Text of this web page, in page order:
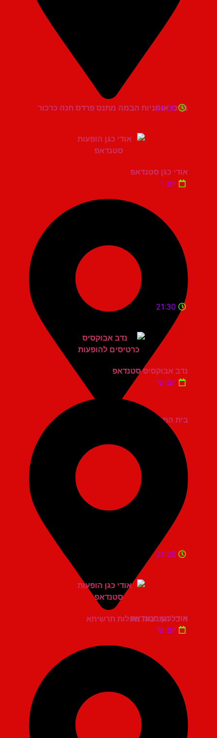
מרכז אומניות הבמה מתנס פרדס חנה כרכור
21:30
אודי כגן סטנדאפ
יום ו'
בית החייל תל אביב
21:30
נדב אבוקסיס סטנדאפ
יום ש'
היכל התרבות מעלות תרשיחא
21:30
אודי כגן סטנדאפ
יום ש'